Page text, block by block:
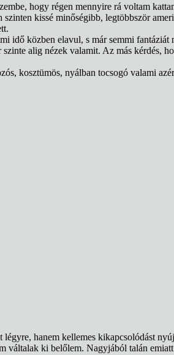
hogy régen mennyire rá voltam
kissé minőségibb, legtöbbször
idő közben elavul, s már semmi fantáziát
alig nézek valamit. Az más kérdés,
kosztümös, nyálban tocsogó valami
hanem kellemes kikapcsolódást
váltalak ki belőlem. Nagyjából talán